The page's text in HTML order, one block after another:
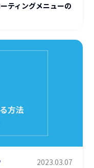
ティングメニューの
2023.03.07